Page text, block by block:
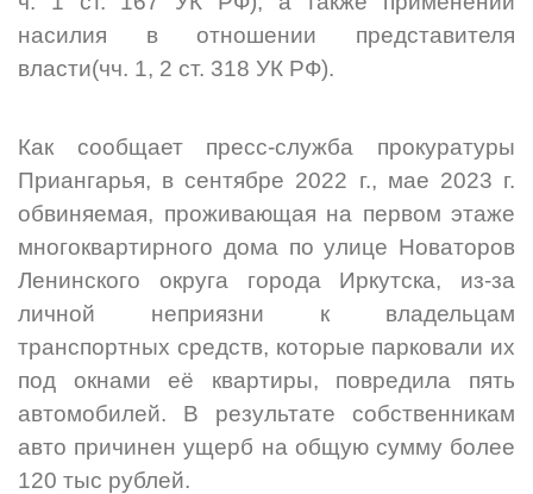
насилия в отношении представителя
власти(чч. 1, 2 ст. 318 УК РФ).
Как сообщает пресс-служба прокуратуры
Приангарья, в сентябре 2022 г., мае 2023 г.
обвиняемая, проживающая на первом этаже
многоквартирного дома по улице Новаторов
Ленинского округа города Иркутска, из-за
личной неприязни к владельцам
транспортных средств, которые парковали их
под окнами её квартиры, повредила пять
автомобилей. В результате собственникам
авто причинен ущерб на общую сумму более
120 тыс рублей.